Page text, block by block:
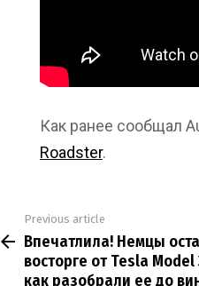
Как ранее сообщал
Roadster.
more
Previous article
Впечатлила! Немцы
восторге от Tesla Model
как разобрали ее до